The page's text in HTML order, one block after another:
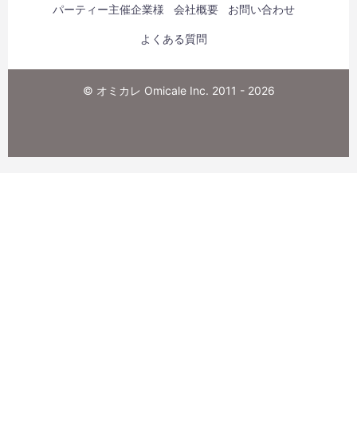
パーティー主催企業様 会社概要 お問い合わせ
よくある質問
© オミカレ Omicale Inc. 2011 - 2026